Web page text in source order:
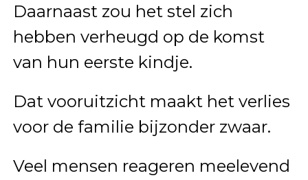
Daarnaast zou het stel zich
hebben verheugd op de komst
van hun eerste kindje.
Dat vooruitzicht maakt het verlies
voor de familie bijzonder zwaar.
Veel mensen reageren meelevend